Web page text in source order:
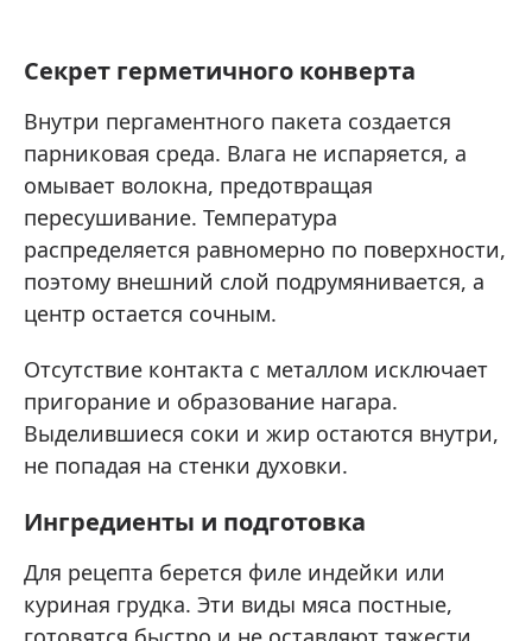
Секрет герметичного конверта
Внутри пергаментного пакета создается
парниковая среда. Влага не испаряется, а
омывает волокна, предотвращая
пересушивание. Температура
распределяется равномерно по поверхности,
поэтому внешний слой подрумянивается, а
центр остается сочным.
Отсутствие контакта с металлом исключает
пригорание и образование нагара.
Выделившиеся соки и жир остаются внутри,
не попадая на стенки духовки.
Ингредиенты и подготовка
Для рецепта берется филе индейки или
куриная грудка. Эти виды мяса постные,